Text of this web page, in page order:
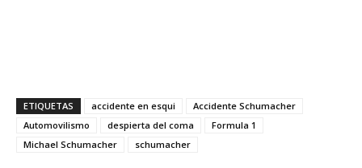
ETIQUETAS accidente en esqui
Accidente Schumacher
Automovilismo
despierta del coma
Formula 1
Michael Schumacher
schumacher